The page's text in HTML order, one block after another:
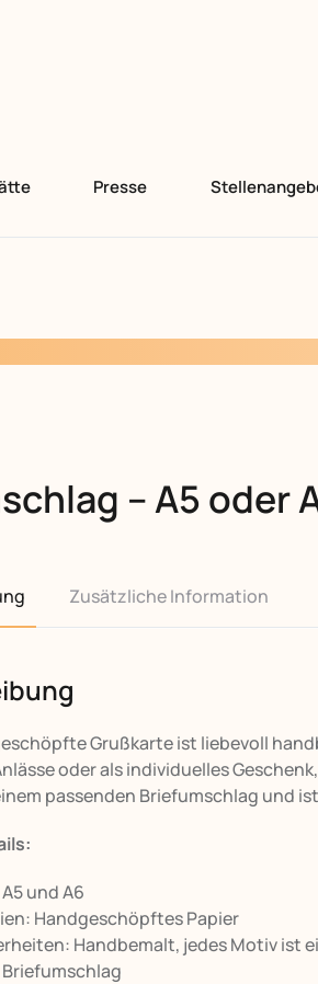
Presse
– A5 oder
Zusätzliche Information
Grußkarte ist liebevoll
oder als individuelles
passenden Briefumschlag und
und A6
Handgeschöpftes Papier
Handbemalt, jedes Motiv ist